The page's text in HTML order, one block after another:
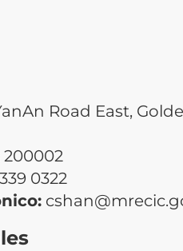
Road East,
200002
0322